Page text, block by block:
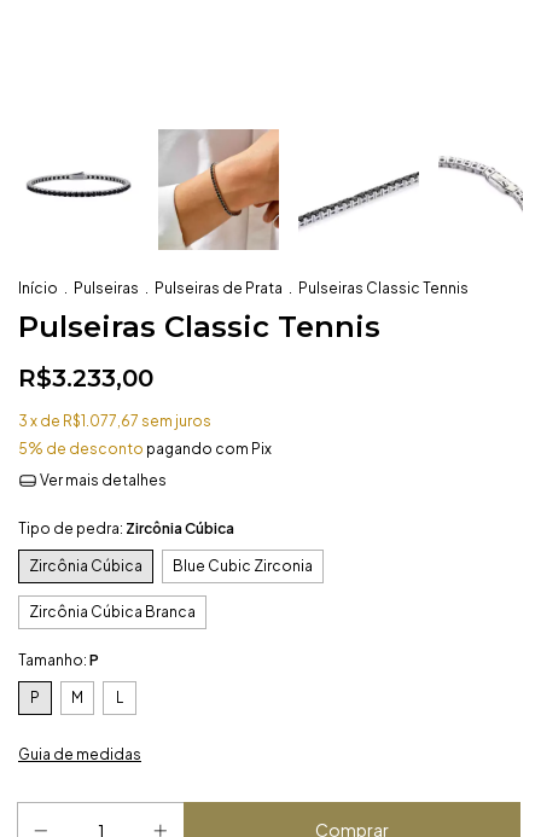
Início . Pulseiras . Pulseiras de Prata . Pulseiras Classic Tennis
Pulseiras Classic Tennis
R$3.233,00
3 x de R$1.077,67 sem juros
5% de desconto pagando com Pix
Ver mais detalhes
Tipo de pedra: Zircônia Cúbica
Zircônia Cúbica Blue Cubic Zirconia
Zircônia Cúbica Branca
Tamanho: P
P M L
Guia de medidas